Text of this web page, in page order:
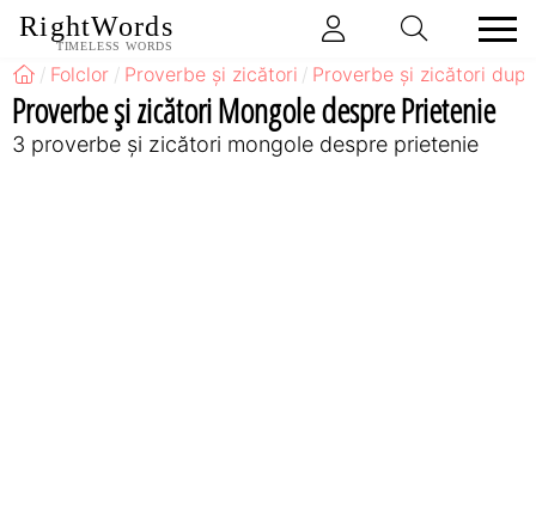
RightWords
TIMELESS WORDS
Folclor Proverbe și zicători Proverbe și zicători
Proverbe și zicători Mongole despre Prietenie
3 proverbe și zicători mongole despre prietenie